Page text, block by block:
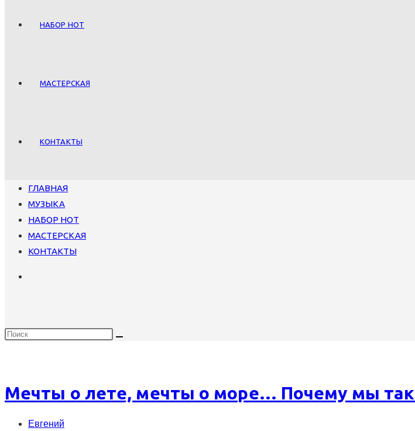
НАБОР НОТ
МАСТЕРСКАЯ
КОНТАКТЫ
ГЛАВНАЯ
МУЗЫКА
НАБОР НОТ
МАСТЕРСКАЯ
КОНТАКТЫ
Мечты о лете, мечты о море… Почему мы
Автор
Евгений